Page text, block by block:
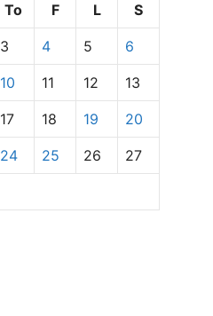
To F L S
3 4 5 6
10 11 12 13
17 18 19 20
24 25 26 27